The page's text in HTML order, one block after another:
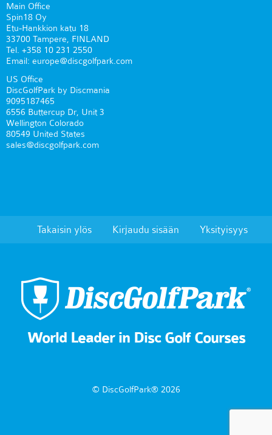
Main Office
Spin18 Oy
Etu-Hankkion katu 18
33700 Tampere, FINLAND
Tel. +358 10 231 2550
Email: europe@discgolfpark.com
US Office
DiscGolfPark by Discmania
9095187465
6556 Buttercup Dr, Unit 3
Wellington Colorado
80549 United States
sales@discgolfpark.com
Takaisin ylös Kirjaudu sisään Yksityisyys
World Leader in Disc Golf Courses
© DiscGolfPark® 2026